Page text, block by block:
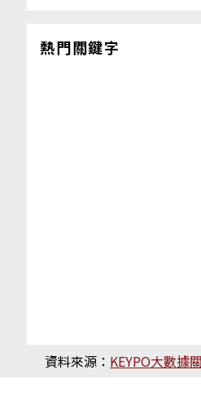
熱門關鍵字
資料來源： KEYPO大數據